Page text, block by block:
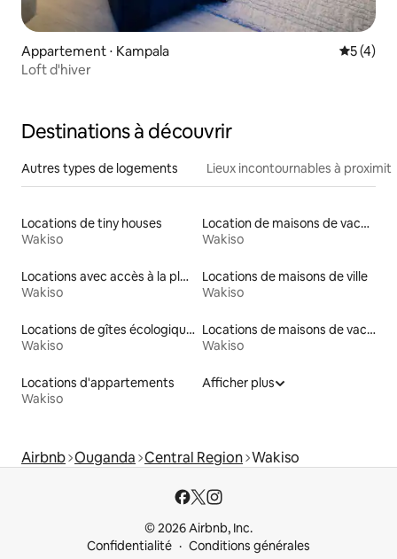
Appartement ⋅ Kampala
5 (4)
Loft d'hiver
Destinations à découvrir
Autres types de logements Lieux incontournables à
Locations de tiny houses
Wakiso
Location de maisons de vacances
Wakiso
Locations avec accès à la plage
Wakiso
Locations de maisons de ville
Wakiso
Locations de gîtes écologiques
Wakiso
Locations de maisons de vacances
Wakiso
Locations d'appartements
Wakiso
Afficher plus
Airbnb Ouganda Central Region Wakiso
© 2026 Airbnb, Inc.
Confidentialité
Conditions générales